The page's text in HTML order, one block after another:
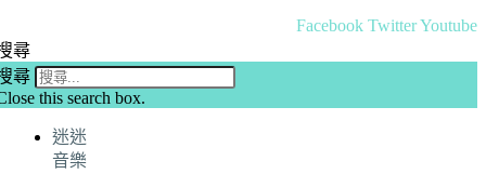
Facebook TwitterYoutube
尋
尋
this search box.
迷迷
音樂